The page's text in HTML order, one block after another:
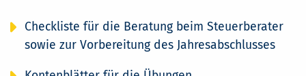
Checkliste für die Beratung beim Steuerberater
sowie zur Vorbereitung des Jahresabschlusses